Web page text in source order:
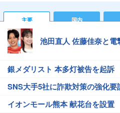
主要 国内
池田直人 佐藤佳奈と電
銀メダリスト 本多灯被告を起訴
SNS大手5社に詐欺対策の強化要
イオンモール熊本 献花台を設置